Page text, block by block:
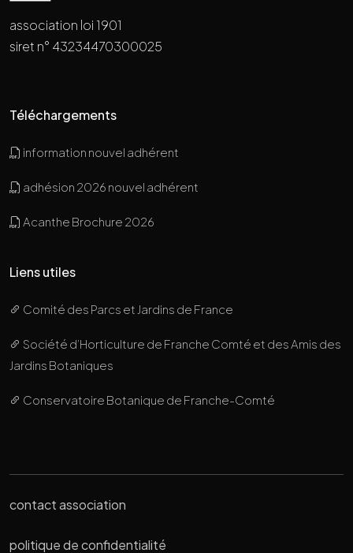
association loi 1901
siret n° 43234470300025
Téléchargements
information nouvel adhérent
adhésion 2026 nouvel adhérent
Acanthe Brochure 2026
Liens utiles
Comité des Parcs et Jardins de France
Société d’Horticulture de Franche Comté et des Amis des
Jardins Botaniques
Conservatoire Botanique de Franche-Comté
contact association
politique de confidentialité